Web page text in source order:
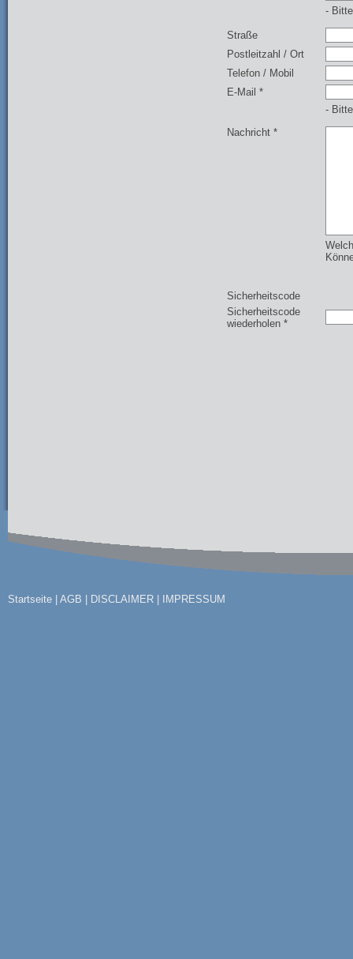
-
Straße
Postleitzahl / Ort
Telefon / Mobil
E-Mail *
-
Nachricht *
Sicherheitscode
Sicherheitscode
wiederholen *
Startseite AGB DISCLAIMER IMPRESSUM